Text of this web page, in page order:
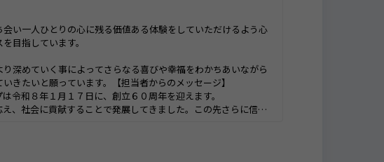
値ある体験をしていただけるよう心
なる喜びや幸福をわかちあいながら
当者からのメッセージ】
立６０周年を迎えます。
展してきました。この先さらに信頼